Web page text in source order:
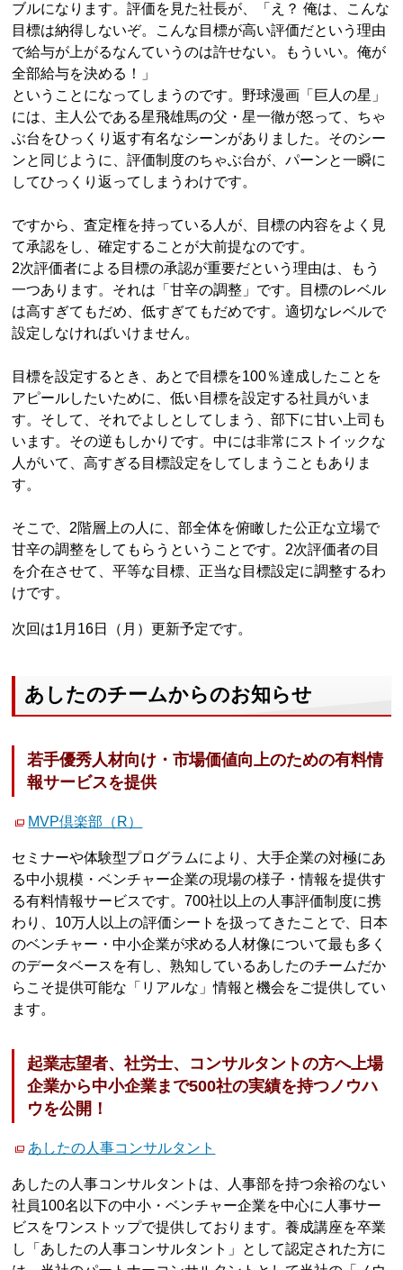
ブルになります。評価を見た社長が、「え？ 俺は、こんな
目標は納得しないぞ。こんな目標が高い評価だという理由
で給与が上がるなんていうのは許せない。もういい。俺が
全部給与を決める！」
ということになってしまうのです。野球漫画「巨人の星」
には、主人公である星飛雄馬の父・星一徹が怒って、ちゃ
ぶ台をひっくり返す有名なシーンがありました。そのシー
ンと同じように、評価制度のちゃぶ台が、パーンと一瞬に
してひっくり返ってしまうわけです。
ですから、査定権を持っている人が、目標の内容をよく見
て承認をし、確定することが大前提なのです。
2次評価者による目標の承認が重要だという理由は、もう
一つあります。それは「甘辛の調整」です。目標のレベル
は高すぎてもだめ、低すぎてもだめです。適切なレベルで
設定しなければいけません。
目標を設定するとき、あとで目標を100％達成したことを
アピールしたいために、低い目標を設定する社員がいま
す。そして、それでよしとしてしまう、部下に甘い上司も
います。その逆もしかりです。中には非常にストイックな
人がいて、高すぎる目標設定をしてしまうこともありま
す。
そこで、2階層上の人に、部全体を俯瞰した公正な立場で
甘辛の調整をしてもらうということです。2次評価者の目
を介在させて、平等な目標、正当な目標設定に調整するわ
けです。
次回は1月16日（月）更新予定です。
あしたのチームからのお知らせ
若手優秀人材向け・市場価値向上のための有料情
報サービスを提供
MVP倶楽部（R）
セミナーや体験型プログラムにより、大手企業の対極にあ
る中小規模・ベンチャー企業の現場の様子・情報を提供す
る有料情報サービスです。700社以上の人事評価制度に携
わり、10万人以上の評価シートを扱ってきたことで、日本
のベンチャー・中小企業が求める人材像について最も多く
のデータベースを有し、熟知しているあしたのチームだか
らこそ提供可能な「リアルな」情報と機会をご提供してい
ます。
起業志望者、社労士、コンサルタントの方へ上場
企業から中小企業まで500社の実績を持つノウハ
ウを公開！
あしたの人事コンサルタント
あしたの人事コンサルタントは、人事部を持つ余裕のない
社員100名以下の中小・ベンチャー企業を中心に人事サー
ビスをワンストップで提供しております。養成講座を卒業
し「あしたの人事コンサルタント」として認定された方に